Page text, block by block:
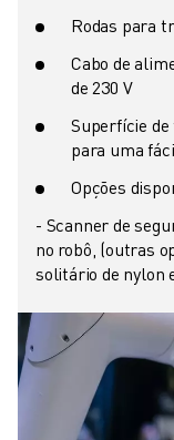
Rodas para
Cabo de
de 230 V
Superfície
para uma
Opções
- Scanner de
no robô, (outras
solitário de nylon